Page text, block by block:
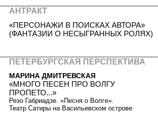
АНТРАКТ
«ПЕРСОНАЖИ В ПОИСКАХ АВТОРА»
(ФАНТАЗИИ О НЕСЫГРАННЫХ РОЛЯХ)
ПЕТЕРБУРГСКАЯ ПЕРСПЕКТИВА
МАРИНА ДМИТРЕВСКАЯ
«МНОГО ПЕСЕН ПРО ВОЛГУ
ПРОПЕТО...»
Резо Габриадзе. «Песня о Волге».
Театр Сатиры на Васильевском острове